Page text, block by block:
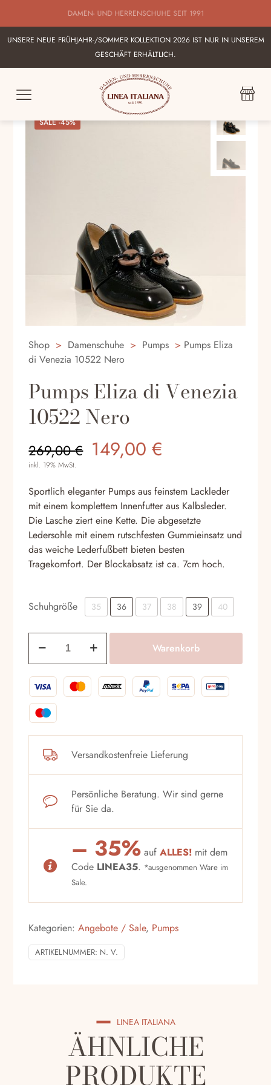
BESTE AUSWAHL AN ITALIENISCHEN DAMEN UND HERRENSHUHEN IN
KARLSRUHE
UNSERE NEUE FRÜHJAHR-/SOMMER KOLLEKTION 2026 IST NUR IN UNSEREM
GESCHÄFT ERHÄLTLICH.
SALE -45%
Shop > Damenschuhe > Pumps > Pumps Eliza
di Venezia 10522 Nero
Pumps Eliza di Venezia
10522 Nero
269,00€ Ursprünglicher
Preis
269,00 €
149,00€
149,00 €.
inkl. 19% MwSt.
Sportlich eleganter Pumps aus feinstem Lackleder
mit einem komplettem Innenfutter aus Kalbsleder.
Die Lasche ziert eine Kette. Die abgesetzte
Ledersohle mit einem rutschfesten Gummieinsatz und
das weiche Lederfußbett bieten besten
Tragekomfort. Der Blockabsatz ist ca. 7cm hoch.
Schuhgröße 35 36 37 38 39 40
di
Venezia
10522
Nero
Menge
Warenkorb
Versandkostenfreie Lieferung
Persönliche Beratung. Wir sind gerne
für Sie da.
– 35% aufALLES! mit dem
Code LINEA35. *ausgenommen Ware im
Sale.
Kategorien:Angebote / Sale, Pumps
ARTIKELNUMMER: N. V.
LINEA ITALIANA
ÄHNLICHE
PRODUKTE